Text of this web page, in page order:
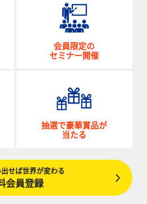
会員限定の
セミナー開催
抽選で豪華賞品が
当たる
せば世界が変わる
会員登録